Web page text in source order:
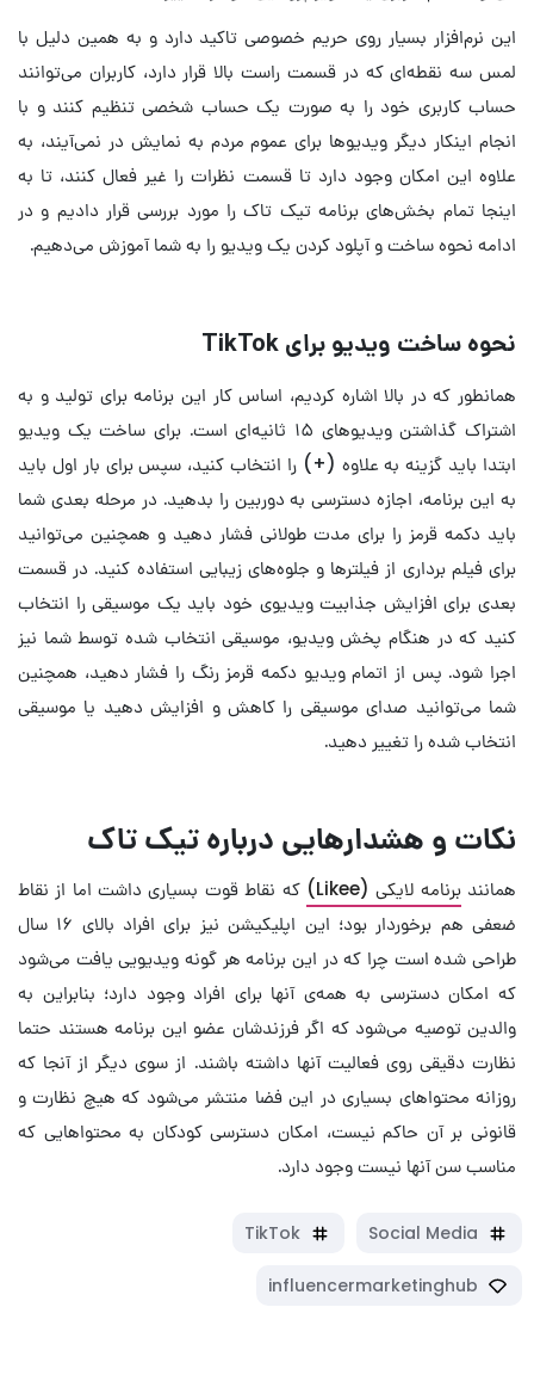
این نرم‌افزار بسیار روی حریم خصوصی تاکید دارد و به همین دلیل با
لمس سه نقطه‌ای که در قسمت راست بالا قرار دارد، کاربران می‌توانند
حساب کاربری خود را به صورت یک حساب شخصی تنظیم کنند و با
انجام اینکار دیگر ویدیوها برای عموم مردم به نمایش در نمی‌آیند، به
علاوه این امکان وجود دارد تا قسمت نظرات را غیر فعال کنند، تا به
اینجا تمام بخش‌های برنامه تیک تاک را مورد بررسی قرار دادیم و در
ادامه نحوه ساخت و آپلود کردن یک ویدیو را به شما آموزش می‌دهیم.
نحوه ساخت ویدیو برای TikTok
همانطور که در بالا اشاره کردیم، اساس کار این برنامه برای تولید و به
اشتراک گذاشتن ویدیوهای ۱۵ ثانیه‌ای است. برای ساخت یک ویدیو
ابتدا باید گزینه به علاوه (+) را انتخاب کنید، سپس برای بار اول باید
به این برنامه، اجازه دسترسی به دوربین را بدهید. در مرحله بعدی شما
باید دکمه قرمز را برای مدت طولانی فشار دهید و همچنین می‌توانید
برای فیلم برداری از فیلترها و جلوه‌های زیبایی استفاده کنید. در قسمت
بعدی برای افزایش جذابیت ویدیوی خود باید یک موسیقی را انتخاب
کنید که در هنگام پخش ویدیو، موسیقی انتخاب شده توسط شما نیز
اجرا شود. پس از اتمام ویدیو دکمه قرمز رنگ را فشار دهید، همچنین
شما می‌توانید صدای موسیقی را کاهش و افزایش دهید یا موسیقی
انتخاب شده را تغییر دهید.
نکات و هشدارهایی درباره تیک تاک
همانندبرنامه لایکی (Likee)
که نقاط قوت بسیاری داشت اما از نقاط
ضعفی هم برخوردار بود؛ این اپلیکیشن نیز برای افراد بالای ۱۶ سال
طراحی شده است چرا که در این برنامه هر گونه ویدیویی یافت می‌شود
که امکان دسترسی به همه‌ی آنها برای افراد وجود دارد؛ بنابراین به
والدین توصیه می‌شود که اگر فرزندشان عضو این برنامه هستند حتما
نظارت دقیقی روی فعالیت آنها داشته باشند. از سوی دیگر از آنجا که
روزانه محتواهای بسیاری در این فضا منتشر می‌شود که هیچ نظارت و
قانونی بر آن حاکم نیست، امکان دسترسی کودکان به محتواهایی که
مناسب سن آنها نیست وجود دارد.
Social Media
TikTok
influencermarketinghub